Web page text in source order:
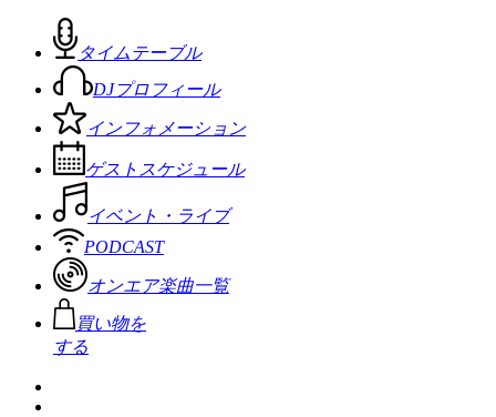
タイムテーブル
DJプロフィール
インフォメーション
ゲストスケジュール
イベント・ライブ
PODCAST
オンエア楽曲一覧
買い物を
する